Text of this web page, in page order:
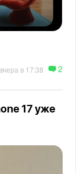
вчера в 17:38 2
17 уже